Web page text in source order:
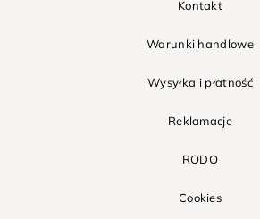
Kontakt
Warunki handlowe
Wysyłka i płatność
Reklamacje
RODO
Cookies